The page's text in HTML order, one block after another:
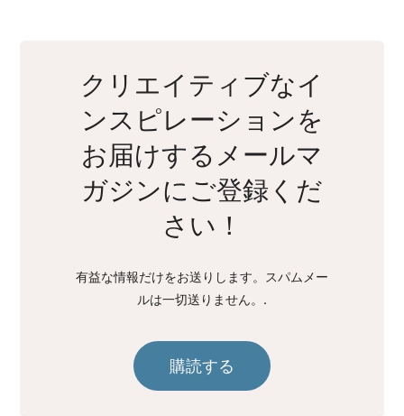
クリエイティブなイ
ンスピレーションを
お届けするメールマ
ガジンにご登録くだ
さい！
有益な情報だけをお送りします。スパムメー
ルは一切送りません。.
購読する